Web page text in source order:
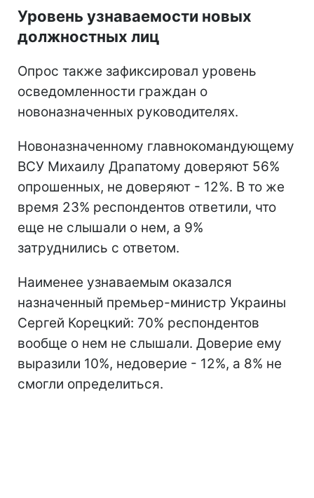
Уровень узнаваемости новых
должностных лиц
Опрос также зафиксировал уровень
осведомленности граждан о
новоназначенных руководителях.
Новоназначенному главнокомандующему
ВСУ Михаилу Драпатому доверяют 56%
опрошенных, не доверяют - 12%. В то же
время 23% респондентов ответили, что
еще не слышали о нем, а 9%
затруднились с ответом.
Наименее узнаваемым оказался
назначенный премьер-министр Украины
Сергей Корецкий: 70% респондентов
вообще о нем не слышали. Доверие ему
выразили 10%, недоверие - 12%, а 8% не
смогли определиться.